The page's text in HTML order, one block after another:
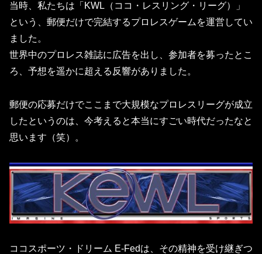
当時、私たちは「 KWL（ココ・レスリング・リーグ）
」
という、 郵便だけで完結するプロレスゲーム を運営してい
ました。
世界中のプロレス雑誌に広告を出し、参加者を募ったとこ
ろ、予想を遥かに超える反響がありました。
郵便の応募だけでここまで大規模なプロレスリーグが成立
したというのは、今考えると本当にすごい時代だったなと
思います（笑）。
ココスポーツ・ドリーム E-Fedは、その精神を受け継ぎつ